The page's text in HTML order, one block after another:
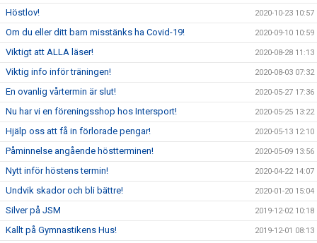
Höstlov! 2020-10-23 10:57
Om du eller ditt barn misstänks ha Covid-19! 2020-09-10 10:59
Viktigt att ALLA läser! 2020-08-28 11:13
Viktig info inför träningen! 2020-08-03 07:32
En ovanlig vårtermin är slut! 2020-05-27 17:36
Nu har vi en föreningsshop hos Intersport! 2020-05-25 13:22
Hjälp oss att få in förlorade pengar! 2020-05-13 12:10
Påminnelse angående höstterminen! 2020-05-09 13:56
Nytt inför höstens termin! 2020-04-22 14:07
Undvik skador och bli bättre! 2020-01-20 15:04
Silver på JSM 2019-12-02 10:18
Kallt på Gymnastikens Hus! 2019-12-01 08:13